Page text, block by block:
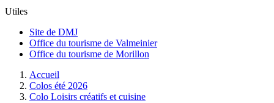
Utiles
Site de DMJ
Office du tourisme de Valmeinier
Office du tourisme de Morillon
Accueil
Colos été 2026
Colo Loisirs créatifs et cuisine